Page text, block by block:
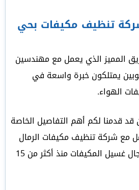
شركة تنظيف مكيفات بحي
المميز الذي يعمل مع مهندسين
يمتلكون خبرة واسعة في
الهواء.
قدمنا لكم أهم التفاصيل الخاصة
مع شركة تنظيف مكيفات الرمال
الأشهر والرائدة في مجال غسيل المكيفات منذ أكثر من 15